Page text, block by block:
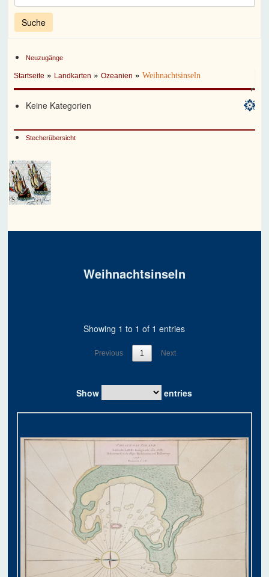
Neuzugänge
Startseite » Landkarten »Ozeanien »Weihnachtsinseln
Keine Kategorien
Stecherübersicht
Weihnachtsinseln
Show entries
Showing 1 to 1 of 1 entries
Previous 1 Next